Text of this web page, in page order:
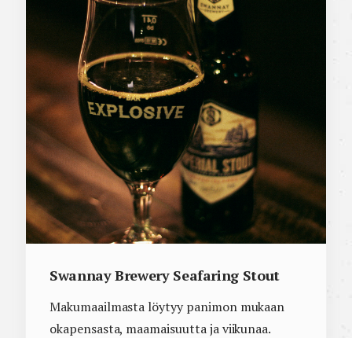
Swannay Brewery Seafaring Stout
Makumaailmasta löytyy panimon mukaan
okapensasta, maamaisuutta ja viikunaa.